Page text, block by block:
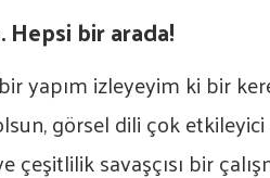
Hepsi bir arada!
yapım izleyeyim ki bir
görsel dili çok
savaşçısı bir